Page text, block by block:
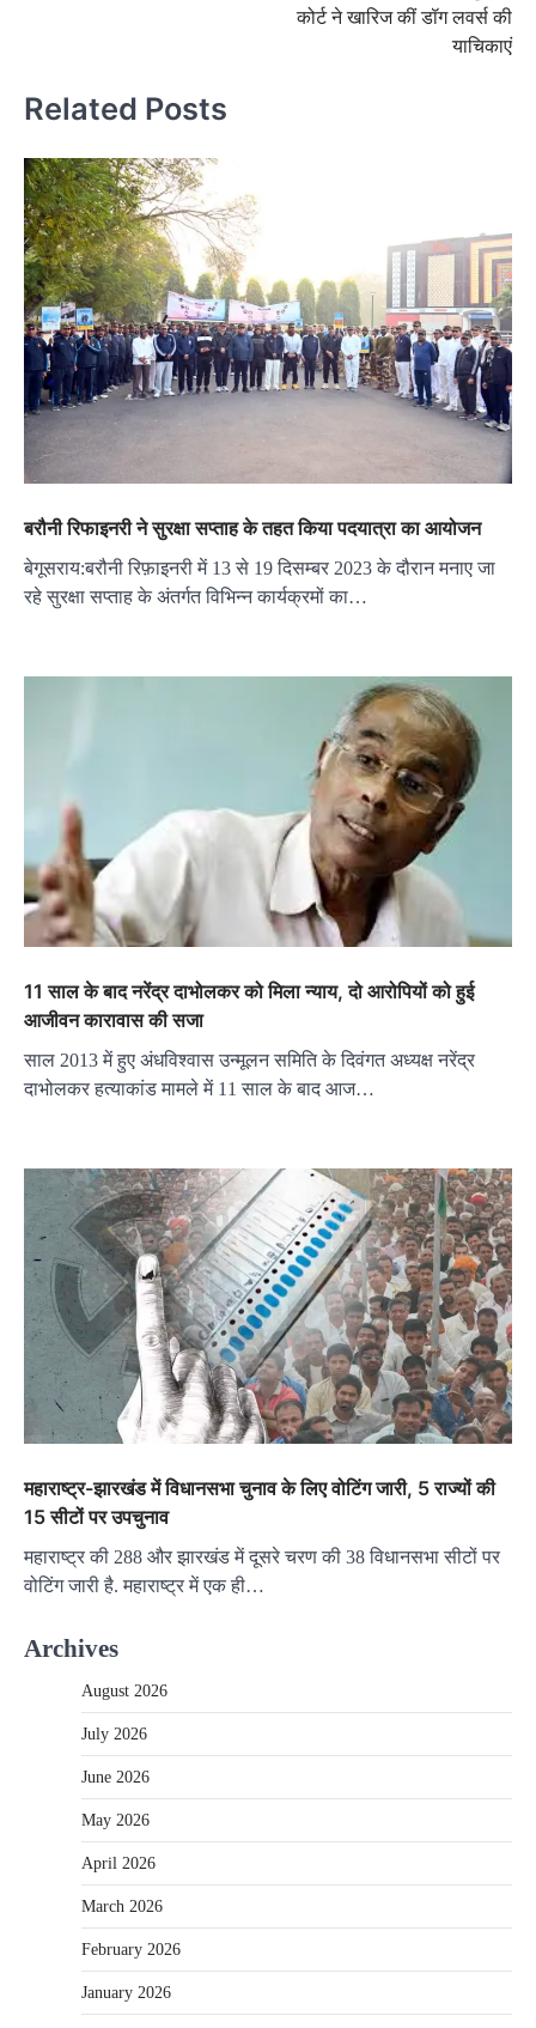
कोर्ट ने खारिज कीं डॉग लवर्स की
याचिकाएं
Related Posts
बरौनी रिफाइनरी ने सुरक्षा सप्ताह के तहत किया पदयात्रा का आयोजन
बेगूसराय:बरौनी रिफ़ाइनरी में 13 से 19 दिसम्बर 2023 के दौरान मनाए जा
रहे सुरक्षा सप्ताह के अंतर्गत विभिन्न कार्यक्रमों का…
11 साल के बाद नरेंद्र दाभोलकर को मिला न्याय, दो आरोपियों को हुई
आजीवन कारावास की सजा
साल 2013 में हुए अंधविश्वास उन्मूलन समिति के दिवंगत अध्यक्ष नरेंद्र
दाभोलकर हत्याकांड मामले में 11 साल के बाद आज…
महाराष्ट्र-झारखंड में विधानसभा चुनाव के लिए वोटिंग जारी, 5 राज्यों की
15 सीटों पर उपचुनाव
महाराष्ट्र की 288 और झारखंड में दूसरे चरण की 38 विधानसभा सीटों पर
वोटिंग जारी है. महाराष्ट्र में एक ही…
Archives
August 2026
July 2026
June 2026
May 2026
April 2026
March 2026
February 2026
January 2026